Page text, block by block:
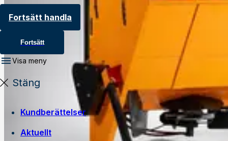
Fortsätt handla
Fortsätt
Visa meny
Stäng
Kundberättelser
Aktuellt